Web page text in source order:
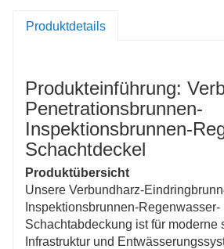
Eigenschaften zu bieten und die
Hergestellt aus recycelbaren
eine nachhaltige Entwicklung und
Umweltbelastung.
Produktdetails
Produkteinführung:
Penetrationsbrunnen-
Inspektionsbrunnen-
Schachtdeckel
Produktübersicht
Unsere Verbundharz-
Inspektionsbrunnen-Regenwasser-
Schachtabdeckung ist für moderne
Infrastruktur und